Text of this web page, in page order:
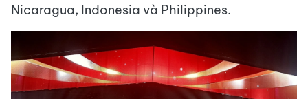
Nicaragua, Indonesia và Philippines.